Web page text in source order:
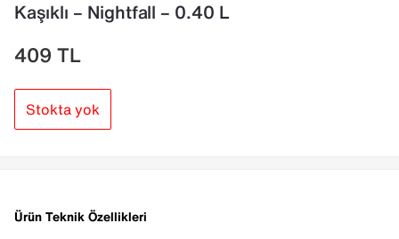
Kaşıklı – Nightfall – 0.40 L
409 TL
Stokta yok
Ürün Teknik Özellikleri